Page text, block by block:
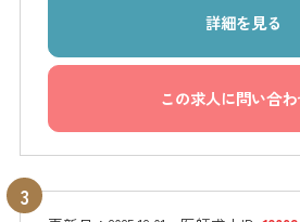
詳細を見る
この求人に問い合わ